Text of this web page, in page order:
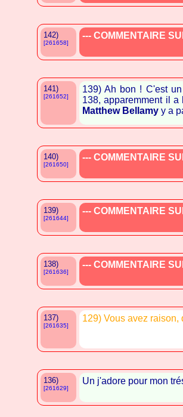
142)
[261658]
--- COMMENTAIRE
141)
[261652]
139) Ah bon ! C'est
138, apparemment il
Matthew Bellamy y a
140)
[261650]
--- COMMENTAIRE
139)
[261644]
--- COMMENTAIRE
138)
[261636]
--- COMMENTAIRE
137)
[261635]
129) Vous avez
136)
[261629]
Un j'adore pour mon